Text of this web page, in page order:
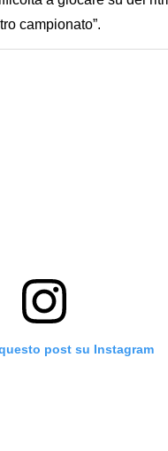
campionato”.
post su Instagram